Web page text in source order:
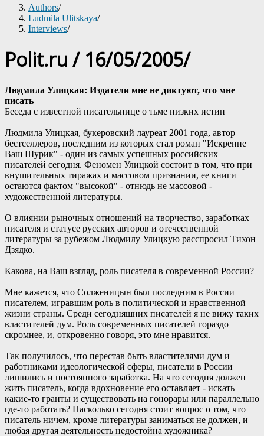
Authors/
Ludmila Ulitskaya/
Interviews/
Polit.ru / 16/05/2005/
Людмила Улицкая: Издатели мне не диктуют, что мне
писать
Беседа с известной писательнице о тьме низких истин
Людмила Улицкая, букеровский лауреат 2001 года, автор
бестселлеров, последним из которых стал роман "Искренне
Ваш Шурик" - один из самых успешных российских
писателей сегодня. Феномен Улицкой состоит в том, что при
внушительных тиражах и массовом признании, ее книги
остаются фактом "высокой" - отнюдь не массовой -
художественной литературы.
О влиянии рыночных отношений на творчество, заработках
писателя и статусе русских авторов и отечественной
литературы за рубежом Людмилу Улицкую расспросил Тихон
Дзядко.
Какова, на Ваш взгляд, роль писателя в современной России?
Мне кажется, что Солженицын был последним в России
писателем, игравшим роль в политической и нравственной
жизни страны. Среди сегодняшних писателей я не вижу таких
властителей дум. Роль современных писателей гораздо
скромнее, и, откровенно говоря, это мне нравится.
Так получилось, что перестав быть властителями дум и
работниками идеологической сферы, писатели в России
лишились и постоянного заработка. На что сегодня должен
жить писатель, когда вдохновение его оставляет - искать
какие-то гранты и существовать на гонорары или параллельно
где-то работать? Насколько сегодня стоит вопрос о том, что
писатель ничем, кроме литературы заниматься не должен, и
любая другая деятельность недостойна художника?